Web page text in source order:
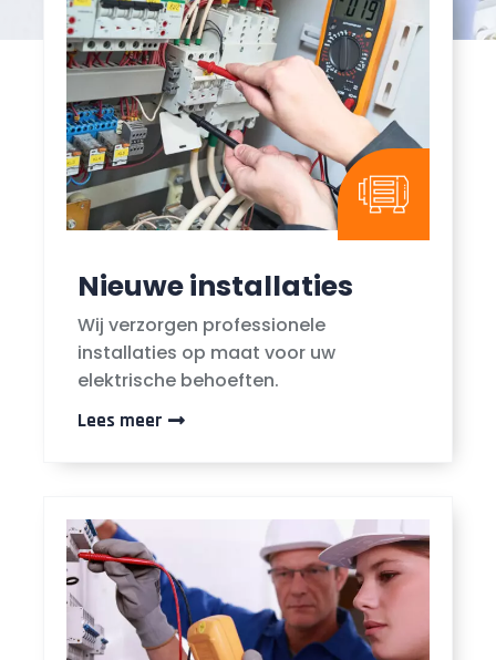
Nieuwe installaties
Wij verzorgen professionele
installaties op maat voor uw
elektrische behoeften.
Lees meer